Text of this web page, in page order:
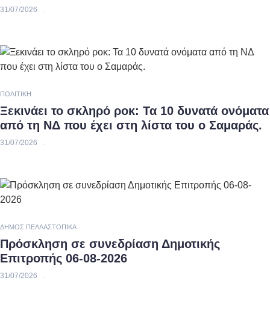
31/07/2026
ΠΟΛΙΤΙΚΉ
Ξεκινάει το σκληρό ροκ: Τα 10 δυνατά ονόματα
από τη ΝΔ που έχει στη λίστα του ο Σαμαράς.
31/07/2026
ΔΉΜΟΣ ΠΈΛΛΑΣΤΟΠΙΚΆ
Πρόσκληση σε συνεδρίαση Δημοτικής
Επιτροπής 06-08-2026
31/07/2026